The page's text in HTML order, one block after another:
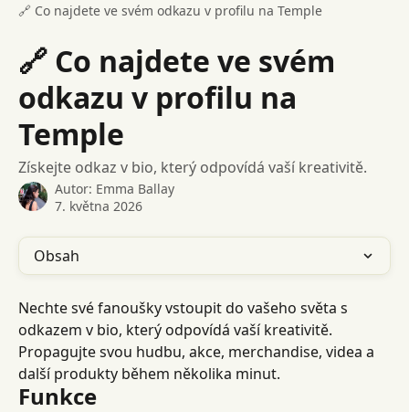
🔗 Co najdete ve svém odkazu v profilu na Temple
🔗 Co najdete ve svém
odkazu v profilu na
Temple
Získejte odkaz v bio, který odpovídá vaší kreativitě.
Autor: Emma Ballay
7. května 2026
Obsah
Nechte své fanoušky vstoupit do vašeho světa s
odkazem v bio, který odpovídá vaší kreativitě.
Propagujte svou hudbu, akce, merchandise, videa a
další produkty během několika minut.
Funkce